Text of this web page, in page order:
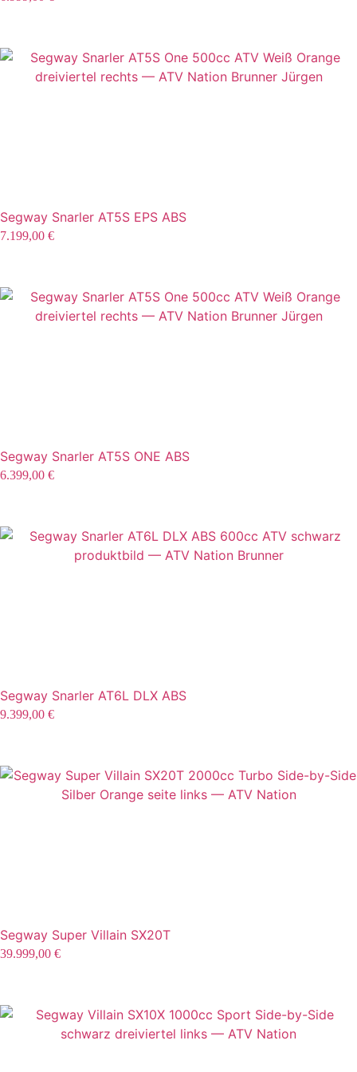
Segway Snarler AT5S EPS ABS
7.199,00 €
Segway Snarler AT5S ONE ABS
6.399,00 €
Segway Snarler AT6L DLX ABS
9.399,00 €
Segway Super Villain SX20T
39.999,00 €